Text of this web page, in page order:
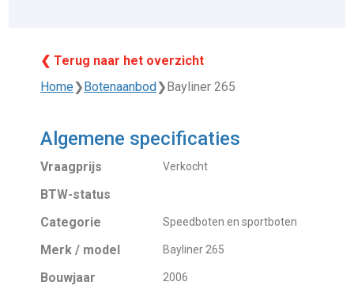
❮ Terug naar het overzicht
Home❯Botenaanbod❯Bayliner 265
Algemene specificaties
Vraagprijs Verkocht
BTW-status
Categorie
Speedboten en sportboten
Merk / model Bayliner 265
Bouwjaar 2006